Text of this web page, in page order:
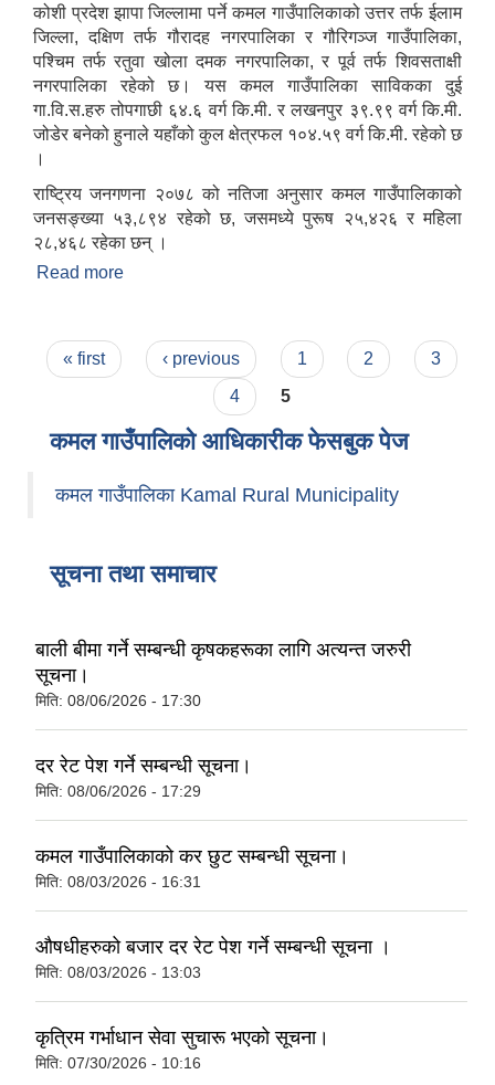
कोशी प्रदेश झापा जिल्लामा पर्ने कमल गाउँपालिकाको उत्तर तर्फ ईलाम
जिल्ला, दक्षिण तर्फ गौरादह नगरपालिका र गौरिगञ्ज गाउँपालिका,
पश्चिम तर्फ रतुवा खोला दमक नगरपालिका, र पूर्व तर्फ शिवसताक्षी
नगरपालिका रहेको छ। यस कमल गाउँपालिका साविकका दुई
गा.वि.स.हरु तोपगाछी ६४.६ वर्ग कि.मी. र लखनपुर ३९.९९ वर्ग कि.मी.
जोडेर बनेको हुनाले यहाँको कुल क्षेत्रफल १०४.५९ वर्ग कि.मी. रहेको छ
।
राष्ट्रिय जनगणना २०७८ को नतिजा अनुसार कमल गाउँपालिकाको
जनसङ्ख्या ५३,८९४ रहेको छ, जसमध्ये पुरूष २५,४२६ र महिला
२८,४६८ रहेका छन् ।
Read more
Pages
« first ‹ previous 1 2
3
4
5
कमल गाउँपालिको आधिकारीक फेसबुक पेज
कमल गाउँपालिका Kamal Rural Municipality
सूचना तथा समाचार
बाली बीमा गर्ने सम्बन्धी कृषकहरूका लागि अत्यन्त जरुरी
सूचना।
मिति: 08/06/2026 - 17:30
दर रेट पेश गर्ने सम्बन्धी सूचना।
मिति: 08/06/2026 - 17:29
कमल गाउँपालिकाको कर छुट सम्बन्धी सूचना।
मिति: 08/03/2026 - 16:31
औषधीहरुको बजार दर रेट पेश गर्ने सम्बन्धी सूचना ।
मिति: 08/03/2026 - 13:03
कृत्रिम गर्भाधान सेवा सुचारू भएको सूचना।
मिति: 07/30/2026 - 10:16